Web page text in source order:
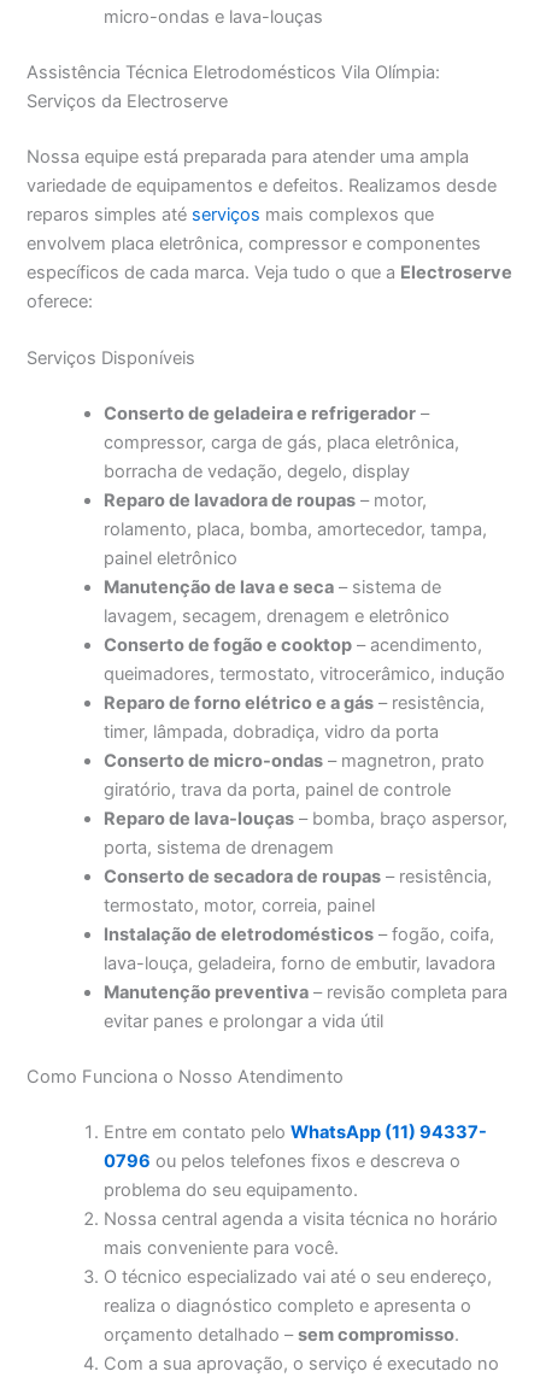
micro-ondas e lava-louças
Assistência Técnica Eletrodomésticos Vila Olímpia:
Serviços da Electroserve
Nossa equipe está preparada para atender uma ampla
variedade de equipamentos e defeitos. Realizamos desde
reparos simples até serviços mais complexos que
envolvem placa eletrônica, compressor e componentes
específicos de cada marca. Veja tudo o que a Electroserve
oferece:
Serviços Disponíveis
Conserto de geladeira e refrigerador –
compressor, carga de gás, placa eletrônica,
borracha de vedação, degelo, display
Reparo de lavadora de roupas – motor,
rolamento, placa, bomba, amortecedor, tampa,
painel eletrônico
Manutenção de lava e seca – sistema de
lavagem, secagem, drenagem e eletrônico
Conserto de fogão e cooktop – acendimento,
queimadores, termostato, vitrocerâmico, indução
Reparo de forno elétrico e a gás – resistência,
timer, lâmpada, dobradiça, vidro da porta
Conserto de micro-ondas – magnetron, prato
giratório, trava da porta, painel de controle
Reparo de lava-louças – bomba, braço aspersor,
porta, sistema de drenagem
Conserto de secadora de roupas – resistência,
termostato, motor, correia, painel
Instalação de eletrodomésticos – fogão, coifa,
lava-louça, geladeira, forno de embutir, lavadora
Manutenção preventiva – revisão completa para
evitar panes e prolongar a vida útil
Como Funciona o Nosso Atendimento
Entre em contato peloWhatsApp (11) 94337-
0796 ou pelos telefones fixos e descreva o
problema do seu equipamento.
Nossa central agenda a visita técnica no horário
mais conveniente para você.
O técnico especializado vai até o seu endereço,
realiza o diagnóstico completo e apresenta o
orçamento detalhado –sem compromisso.
Com a sua aprovação, o serviço é executado no